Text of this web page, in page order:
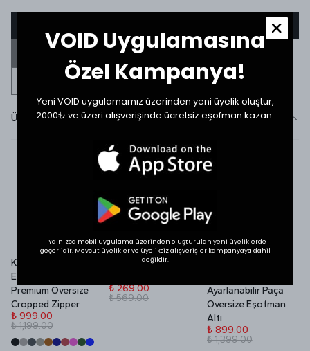
BENZER ÜRÜNLERİ GÖR
Ürün Detayı
İlgini Çekebilir
Kadın Yazlık VOID
Edition Nakışlı
Premium Oversize
Cropped Zipper
₺ 999.00
₺ 1,199.00
VOID Redefined
₺ 269.00
₺ 569.00
Ayarlanabilir Paça
Oversize Eşofman
Altı
₺ 899.00
₺ 1,399.00
VOID Uygulamasına
Özel Kampanya!
Yeni VOID uygulamamız üzerinden yeni üyelik oluştur,
2000₺ ve üzeri alışverişinde ücretsiz eşofman kazan.
Yalnızca mobil uygulama üzerinden oluşturulan yeni üyeliklerde
geçerlidir. Mevcut üyelikler ve üyeliksiz alışverişler kampanyaya dahil
değildir.